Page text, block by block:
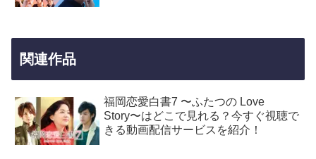
関連作品
福岡恋愛白書7 〜ふたつの Love
Story〜はどこで見れる？今すぐ視聴で
きる動画配信サービスを紹介！